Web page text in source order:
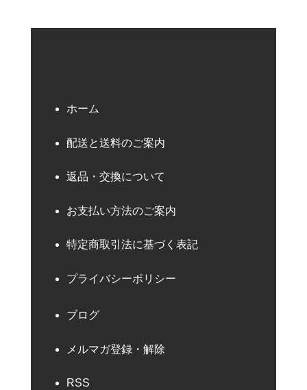
ホーム
配送と送料のご案内
返品・交換について
お支払い方法のご案内
特定商取引法に基づく表記
プライバシーポリシー
ブログ
メルマガ登録・解除
RSS